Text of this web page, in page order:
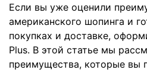
Если вы уже оценили
американского шопинга и
покупках и доставке,
Plus. В этой статье мы
преимущества, которые вы